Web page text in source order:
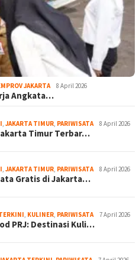
JAKARTA 8 April 2026
Angkata…
, JAKARTA TIMUR, PARIWISATA 8 April 2026
Timur Terbar…
, JAKARTA TIMUR, PARIWISATA 8 April 2026
Gratis di Jakarta…
, KULINER, PARIWISATA 7 April 2026
PRJ: Destinasi Kuli…